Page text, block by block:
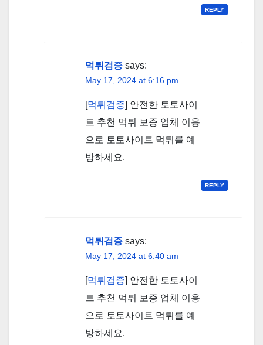
REPLY
먹튀검증 says:
May 17, 2024 at 6:16 pm
[먹튀검증] 안전한 토토사이
트 추천 먹튀 보증 업체 이용
으로 토토사이트 먹튀를 예
방하세요.
REPLY
먹튀검증 says:
May 17, 2024 at 6:40 am
[먹튀검증] 안전한 토토사이
트 추천 먹튀 보증 업체 이용
으로 토토사이트 먹튀를 예
방하세요.